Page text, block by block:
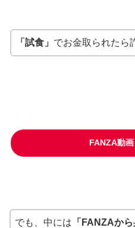
「試食」 でお金取られたら
FANZA動
でも、中には 「FANZAか